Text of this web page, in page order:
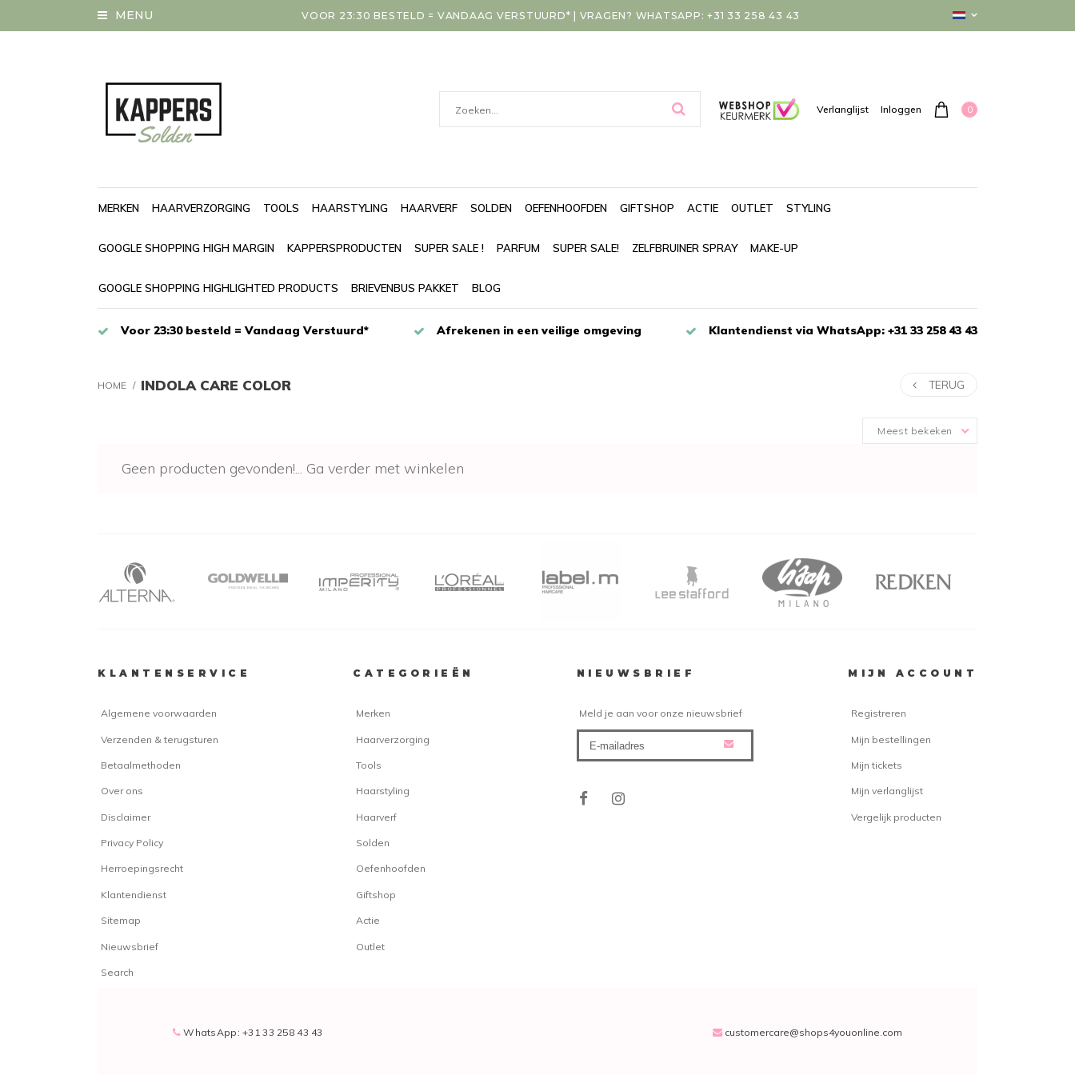
MENU VOOR 23:30 BESTELD = VANDAAG VERSTUURD* | VRAGEN? WHATSAPP: +31 33 258 43 43
Verlanglijst Inloggen 0
MERKEN HAARVERZORGING TOOLS HAARSTYLING HAARVERF SOLDEN OEFENHOOFDEN GIFTSHOP ACTIE OUTLET STYLING
GOOGLE SHOPPING HIGH MARGIN KAPPERSPRODUCTEN SUPER SALE ! PARFUM SUPER SALE! ZELFBRUINER SPRAY MAKE-UP
GOOGLE SHOPPING HIGHLIGHTED PRODUCTS BRIEVENBUS PAKKET BLOG
Voor 23:30 besteld = Vandaag Verstuurd* Afrekenen in een veilige omgeving Klantendienst via WhatsApp: +31 33 258 43 43
HOME / INDOLA CARE COLOR TERUG
Meest bekeken
Geen producten gevonden!... Ga verder met winkelen
KLANTENSERVICE
Algemene voorwaarden
Verzenden & terugsturen
Betaalmethoden
Over ons
Disclaimer
Privacy Policy
Herroepingsrecht
Klantendienst
Sitemap
Nieuwsbrief
Search
CATEGORIEËN
Merken
Haarverzorging
Tools
Haarstyling
Haarverf
Solden
Oefenhoofden
Giftshop
Actie
Outlet
NIEUWSBRIEF
Meld je aan voor onze nieuwsbrief
MIJN ACCOUNT
Registreren
Mijn bestellingen
Mijn tickets
Mijn verlanglijst
Vergelijk producten
WhatsApp: +31 33 258 43 43 customercare@shops4youonline.com